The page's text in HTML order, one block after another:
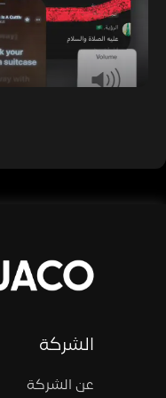
الشركة
عن الشركة